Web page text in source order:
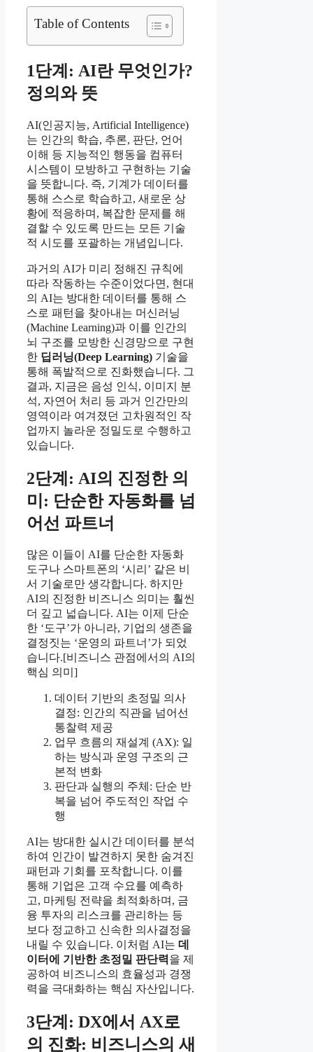
Table of Contents
1단계: AI란 무엇인가?
정의와 뜻
AI(인공지능, Artificial Intelligence)
는 인간의 학습, 추론, 판단, 언어
이해 등 지능적인 행동을 컴퓨터
시스템이 모방하고 구현하는 기술
을 뜻합니다. 즉, 기계가 데이터를
통해 스스로 학습하고, 새로운 상
황에 적응하며, 복잡한 문제를 해
결할 수 있도록 만드는 모든 기술
적 시도를 포괄하는 개념입니다.
과거의 AI가 미리 정해진 규칙에
따라 작동하는 수준이었다면, 현대
의 AI는 방대한 데이터를 통해 스
스로 패턴을 찾아내는 머신러닝
(Machine Learning)과 이를 인간의
뇌 구조를 모방한 신경망으로 구현
한 딥러닝(Deep Learning) 기술을
통해 폭발적으로 진화했습니다. 그
결과, 지금은 음성 인식, 이미지 분
석, 자연어 처리 등 과거 인간만의
영역이라 여겨졌던 고차원적인 작
업까지 놀라운 정밀도로 수행하고
있습니다.
2단계: AI의 진정한 의
미: 단순한 자동화를 넘
어선 파트너
많은 이들이 AI를 단순한 자동화
도구나 스마트폰의 ‘시리’ 같은 비
서 기술로만 생각합니다. 하지만
AI의 진정한 비즈니스 의미는 훨씬
더 깊고 넓습니다. AI는 이제 단순
한 ‘도구’가 아니라, 기업의 생존을
결정짓는 ‘운영의 파트너’가 되었
습니다.[비즈니스 관점에서의 AI의
핵심 의미]
데이터 기반의 초정밀 의사
결정: 인간의 직관을 넘어선
통찰력 제공
업무 흐름의 재설계 (AX): 일
하는 방식과 운영 구조의 근
본적 변화
판단과 실행의 주체: 단순 반
복을 넘어 주도적인 작업 수
행
AI는 방대한 실시간 데이터를 분석
하여 인간이 발견하지 못한 숨겨진
패턴과 기회를 포착합니다. 이를
통해 기업은 고객 수요를 예측하
고, 마케팅 전략을 최적화하며, 금
융 투자의 리스크를 관리하는 등
보다 정교하고 신속한 의사결정을
내릴 수 있습니다. 이처럼 AI는 데
이터에 기반한 초정밀 판단력 을 제
공하여 비즈니스의 효율성과 경쟁
력을 극대화하는 핵심 자산입니다.
3단계: DX에서 AX로
의 진화: 비즈니스의 새